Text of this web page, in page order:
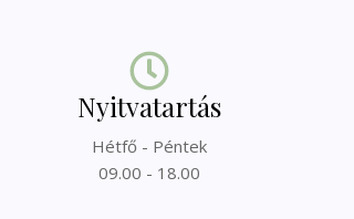
Nyitvatartás
Hétfő - Péntek
09.00 - 18.00